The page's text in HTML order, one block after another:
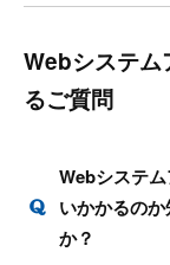
Webシステム
るご質問
Webシステ
いかかるの
か？